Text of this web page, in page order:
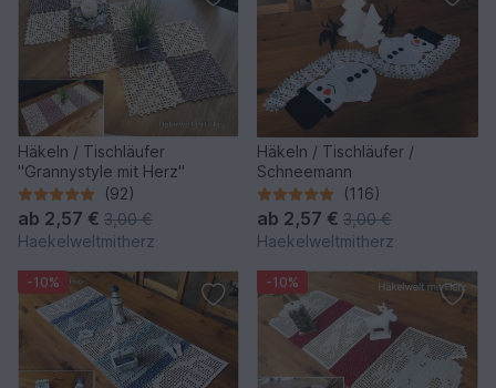
Häkeln / Tischläufer
"Grannystyle mit Herz"
(92)
ab 2,57 € 3,00 €
Haekelweltmitherz
Häkeln / Tischläufer /
Schneemann
(116)
ab 2,57 € 3,00 €
Haekelweltmitherz
-10% -10%